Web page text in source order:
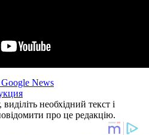
News
необхідний текст і
про це редакцію.